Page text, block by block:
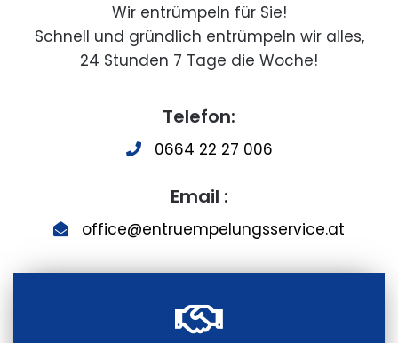
Wir entrümpeln für Sie!
Schnell und gründlich entrümpeln wir alles,
24 Stunden 7 Tage die Woche!
Telefon:
0664 22 27 006
Email :
office@entruempelungsservice.at